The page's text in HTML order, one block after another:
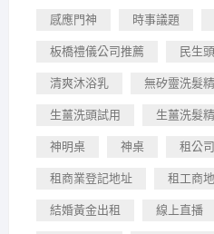
感應門神 時事議題
板橋禮儀公司推薦 民生
清爽沐浴乳 無矽靈洗髮
生薑洗頭試用 生薑洗髮精
神明桌 神桌 租公
租商業登記地址 租工商
結婚黃金出租 線上直播